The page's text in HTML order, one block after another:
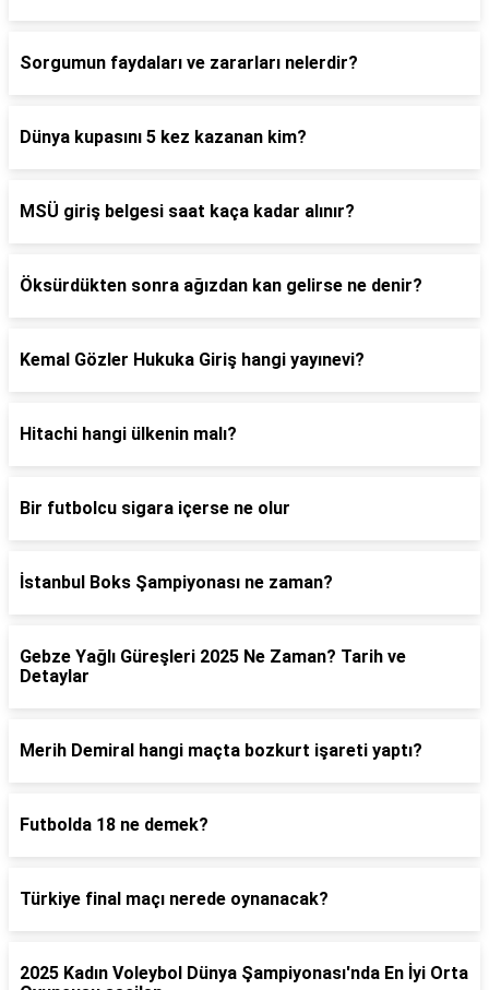
Sorgumun faydaları ve zararları nelerdir?
Dünya kupasını 5 kez kazanan kim?
MSÜ giriş belgesi saat kaça kadar alınır?
Öksürdükten sonra ağızdan kan gelirse ne denir?
Kemal Gözler Hukuka Giriş hangi yayınevi?
Hitachi hangi ülkenin malı?
Bir futbolcu sigara içerse ne olur
İstanbul Boks Şampiyonası ne zaman?
Gebze Yağlı Güreşleri 2025 Ne Zaman? Tarih ve
Detaylar
Merih Demiral hangi maçta bozkurt işareti yaptı?
Futbolda 18 ne demek?
Türkiye final maçı nerede oynanacak?
2025 Kadın Voleybol Dünya Şampiyonası'nda En İyi Orta